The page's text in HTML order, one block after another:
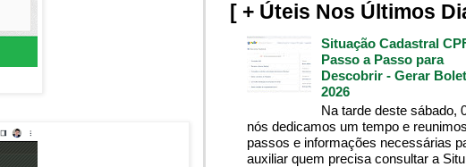
[ + Úteis Nos Últimos
Situação Cadastral
Passo a Passo para
Descobrir - Gerar
2026
Na tarde deste sábado,
nós dedicamos um tempo e
passos e informações necessárias
auxiliar quem precisa consultar a